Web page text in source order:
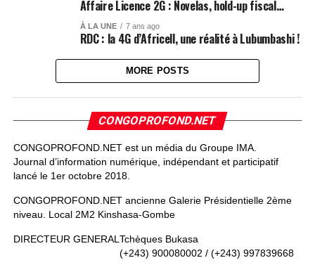
Affaire Licence 2G : Novelas, hold-up fiscal…
À LA UNE 7 ans ago
RDC : la 4G d’Africell, une réalité à Lubumbashi !
MORE POSTS
CONGOPROFOND.NET
CONGOPROFOND.NET est un média du Groupe IMA.
Journal d’information numérique, indépendant et participatif
lancé le 1er octobre 2018.
CONGOPROFOND.NET ancienne Galerie Présidentielle 2ème
niveau. Local 2M2 Kinshasa-Gombe
DIRECTEUR GENERAL Tchèques Bukasa
(+243) 900080002 / (+243) 997839668